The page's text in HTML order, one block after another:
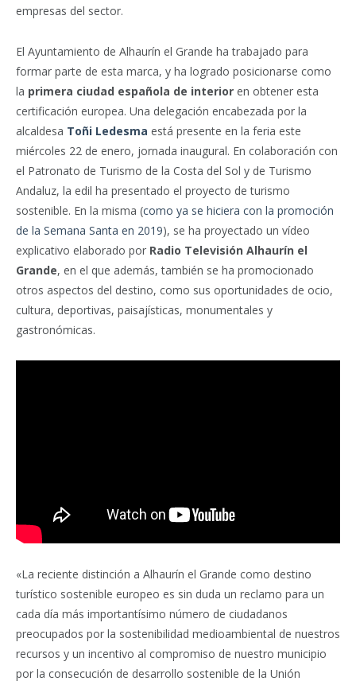
empresas del sector.
El Ayuntamiento de Alhaurín el Grande ha trabajado para
formar parte de esta marca, y ha logrado posicionarse como
la primera ciudad española de interior en obtener esta
certificación europea. Una delegación encabezada por la
alcaldesa Toñi Ledesma está presente en la feria este
miércoles 22 de enero, jornada inaugural. En colaboración con
el Patronato de Turismo de la Costa del Sol y de Turismo
Andaluz, la edil ha presentado el proyecto de turismo
sostenible. En la misma (como ya se hiciera con la promoción
de la Semana Santa en 2019), se ha proyectado un vídeo
explicativo elaborado por Radio Televisión Alhaurín el
Grande, en el que además, también se ha promocionado
otros aspectos del destino, como sus oportunidades de ocio,
cultura, deportivas, paisajísticas, monumentales y
gastronómicas.
«La reciente distinción a Alhaurín el Grande como destino
turístico sostenible europeo es sin duda un reclamo para un
cada día más importantísimo número de ciudadanos
preocupados por la sostenibilidad medioambiental de nuestros
recursos y un incentivo al compromiso de nuestro municipio
por la consecución de desarrollo sostenible de la Unión